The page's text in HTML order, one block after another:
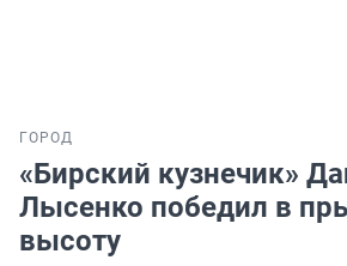
ГОРОД
«Бирский кузнечик»
Лысенко победил в
высоту